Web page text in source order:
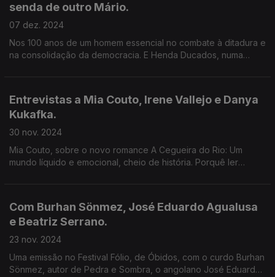
senda de outro Mário.
07 dez. 2024
Nos 100 anos de um homem essencial no combate à ditadura e
na consolidação da democracia. E Henda Ducados, numa
Entrevistas a Mia Couto, Irene Vallejo e Danya
Kukafka.
30 nov. 2024
Mia Couto, sobre o novo romance A Cegueira do Rio: Um
mundo líquido e emocional, cheio de história. Porquê ler
Com Burhan Sönmez, José Eduardo Agualusa
e Beatriz Serrano.
23 nov. 2024
Uma emissão no Festival Fólio, de Óbidos, com o curdo Burhan
Sönmez, autor de Pedra e Sombra, o angolano José Eduardo